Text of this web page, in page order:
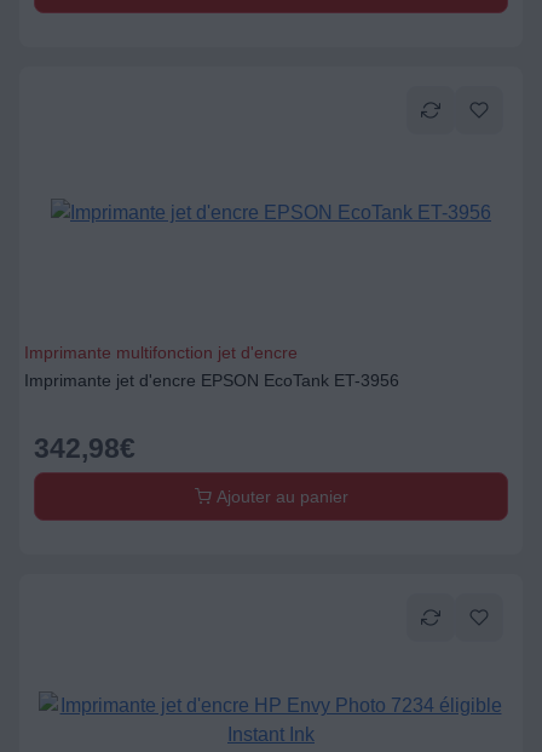
Imprimante multifonction jet d'encre
Imprimante jet d'encre EPSON EcoTank ET-3956
342,98€
Ajouter au panier